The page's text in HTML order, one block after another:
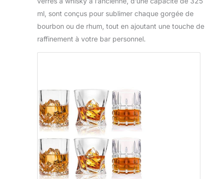
ml, sont conçus pour sublimer chaque gorgée de
bourbon ou de rhum, tout en ajoutant une touche de
raffinement à votre bar personnel.